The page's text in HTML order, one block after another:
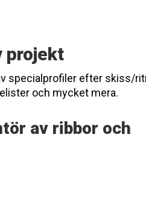
projekt
specialprofiler efter skiss/
och mycket mera.
av ribbor och